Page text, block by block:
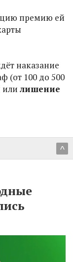
премию ей
наказание
(от 100 до 500
или лишение
^